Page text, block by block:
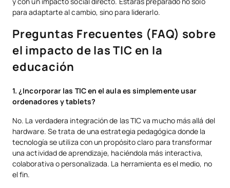
para adaptarte al cambio, sino para liderarlo.
Preguntas Frecuentes (FAQ) sobre
el impacto de las TIC en la
educación
1. ¿Incorporar las TIC en el aula es simplemente usar
ordenadores y tablets?
No. La verdadera integración de las TIC va mucho más allá del
hardware. Se trata de una estrategia pedagógica donde la
tecnología se utiliza con un propósito claro para transformar
una actividad de aprendizaje, haciéndola más interactiva,
colaborativa o personalizada. La herramienta es el medio, no
el fin.